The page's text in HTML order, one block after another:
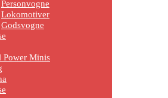
Personvogne
Lokomotiver
Godsvogne
Power Minis